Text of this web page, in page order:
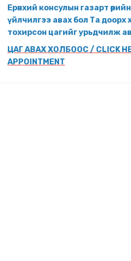
Ерөнхий консулын газарт
үйлчилгээ авах бол Та доорх
тохирсон цагийг урьдчилж
ЦАГ АВАХ ХОЛБООС / CLICK
APPOINTMENT